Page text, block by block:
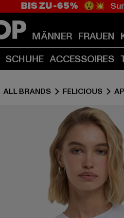
BIS ZU -65% 😲💥
MÄNNER FRAUEN
SCHUHE ACCESSOIRES
ALL BRANDS FELICIOUS